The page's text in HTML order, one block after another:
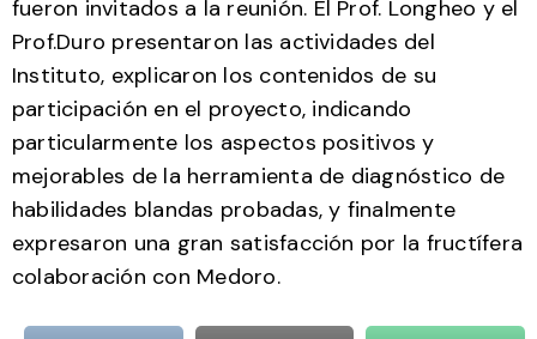
fueron invitados a la reunión. El Prof. Longheo y el
Prof.Duro presentaron las actividades del
Instituto, explicaron los contenidos de su
participación en el proyecto, indicando
particularmente los aspectos positivos y
mejorables de la herramienta de diagnóstico de
habilidades blandas probadas, y finalmente
expresaron una gran satisfacción por la fructífera
colaboración con Medoro.